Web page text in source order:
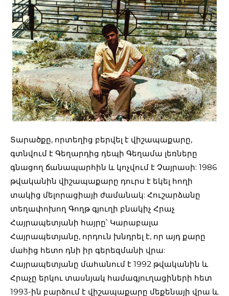
Տարածքը, որտեղից բերվել է վիշապաքարը,
գտնվում է Գեղարդից դեպի Գեղամա լեռները
գնացող ճանապարհին և կոչվում է Չայրասի: 1986
թվականին վիշապաքարը դուրս է եկել հողի
տակից մելորացիայի ժամանակ: Հուշարձանը
տեղափոխող Գողթ գյուղի բնակիչ Հրաչ
Հայրապետյանի հայրը՝ Կարաբալա
Հայրապետյանը, որդուն խնդրել է, որ այդ քարը
մահից հետո դնի իր գերեզմանի վրա:
Հայրապետյանը մահանում է 1992 թվականին և
Հրաչը երկու տասնյակ համագյուղացիների հետ
1993-ին բարձում է վիշապաքարը մեքենայի վրա և